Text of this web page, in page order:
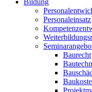
Bildung
Personaleinsatz
Baurecht